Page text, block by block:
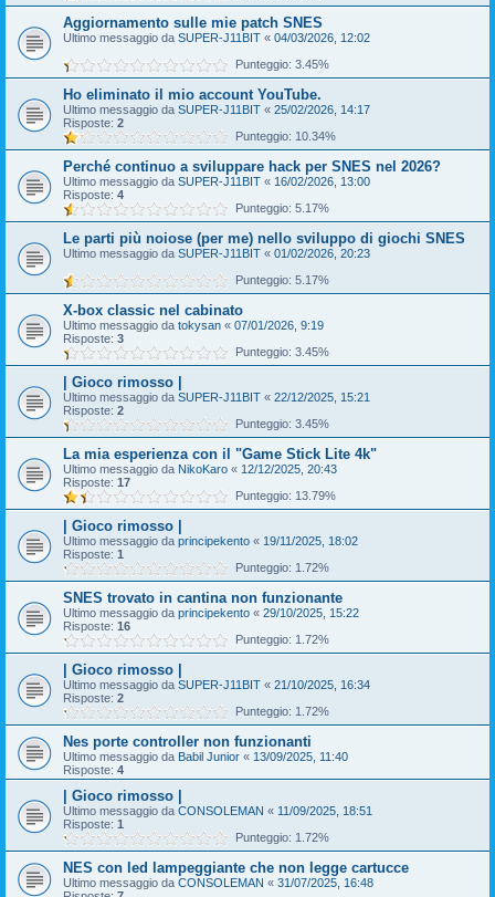
Aggiornamento sulle mie patch SNES
Ultimo messaggio da SUPER-J11BIT « 04/03/2026, 12:02
Punteggio: 3.45%
Ho eliminato il mio account YouTube.
Ultimo messaggio da SUPER-J11BIT « 25/02/2026, 14:17
Risposte: 2
Punteggio: 10.34%
Perché continuo a sviluppare hack per SNES nel 2026?
Ultimo messaggio da SUPER-J11BIT « 16/02/2026, 13:00
Risposte: 4
Punteggio: 5.17%
Le parti più noiose (per me) nello sviluppo di giochi SNES
Ultimo messaggio da SUPER-J11BIT « 01/02/2026, 20:23
Punteggio: 5.17%
X-box classic nel cabinato
Ultimo messaggio da tokysan « 07/01/2026, 9:19
Risposte: 3
Punteggio: 3.45%
| Gioco rimosso |
Ultimo messaggio da SUPER-J11BIT « 22/12/2025, 15:21
Risposte: 2
Punteggio: 3.45%
La mia esperienza con il "Game Stick Lite 4k"
Ultimo messaggio da NikoKaro « 12/12/2025, 20:43
Risposte: 17
Punteggio: 13.79%
| Gioco rimosso |
Ultimo messaggio da principekento « 19/11/2025, 18:02
Risposte: 1
Punteggio: 1.72%
SNES trovato in cantina non funzionante
Ultimo messaggio da principekento « 29/10/2025, 15:22
Risposte: 16
Punteggio: 1.72%
| Gioco rimosso |
Ultimo messaggio da SUPER-J11BIT « 21/10/2025, 16:34
Risposte: 2
Punteggio: 1.72%
Nes porte controller non funzionanti
Ultimo messaggio da Babil Junior « 13/09/2025, 11:40
Risposte: 4
| Gioco rimosso |
Ultimo messaggio da CONSOLEMAN « 11/09/2025, 18:51
Risposte: 1
Punteggio: 1.72%
NES con led lampeggiante che non legge cartucce
Ultimo messaggio da CONSOLEMAN « 31/07/2025, 16:48